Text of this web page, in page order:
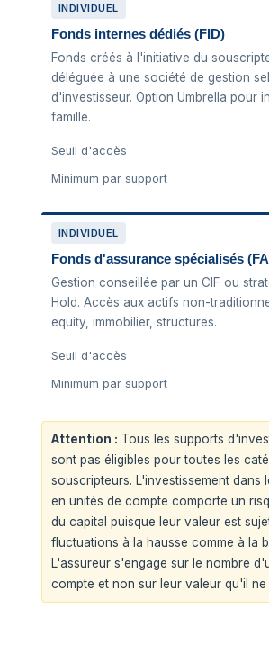
INDIVIDUEL
Fonds internes dédiés (FID)
Fonds créés à l'initiative du
déléguée à une société de gestion
d'investisseur. Option Umbrella pour
famille.
Seuil d'accès
Minimum par support
INDIVIDUEL
Fonds d'assurance spécialisés
Gestion conseillée par un CIF ou
Hold. Accès aux actifs non-
equity, immobilier, structures.
Seuil d'accès
Minimum par support
Attention : Tous les supports
sont pas éligibles pour toutes les
souscripteurs. L'investissement dans
en unités de compte comporte un
du capital puisque leur valeur est
fluctuations à la hausse comme à la
L'assureur s'engage sur le nombre
compte et non sur leur valeur qu'il ne